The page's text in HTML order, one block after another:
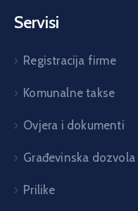
Servisi
Registracija firme
Komunalne takse
Ovjera i dokumenti
Građevinska dozvola
Prilike